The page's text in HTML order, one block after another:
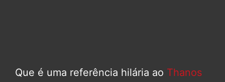
Que é uma referência hilária ao Thanos